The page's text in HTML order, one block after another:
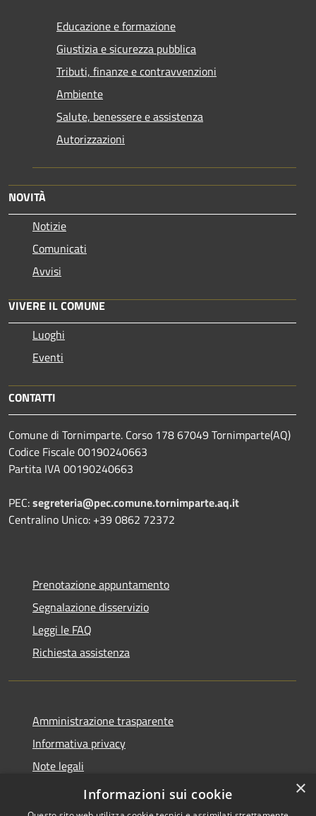
Educazione e formazione
Giustizia e sicurezza pubblica
Tributi, finanze e contravvenzioni
Ambiente
Salute, benessere e assistenza
Autorizzazioni
NOVITÀ
Notizie
Comunicati
Avvisi
VIVERE IL COMUNE
Luoghi
Eventi
CONTATTI
Comune di Tornimparte. Corso 178 67049 Tornimparte(AQ)
Codice Fiscale 00190240663
Partita IVA 00190240663
PEC:segreteria@pec.comune.tornimparte.aq.it
Centralino Unico: +39 0862 72372
Prenotazione appuntamento
Segnalazione disservizio
Leggi le FAQ
Richiesta assistenza
Amministrazione trasparente
Informativa privacy
Note legali
Dichiarazione di accessibilità
×
Informazioni sui cookie